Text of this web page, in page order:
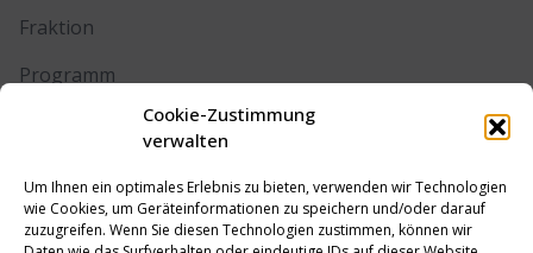
Cookie-Zustimmung
verwalten
Um Ihnen ein optimales Erlebnis zu bieten, verwenden wir Technologien
wie Cookies, um Geräteinformationen zu speichern und/oder darauf
zuzugreifen. Wenn Sie diesen Technologien zustimmen, können wir
Fraktion
Programm
RECHTLICHES